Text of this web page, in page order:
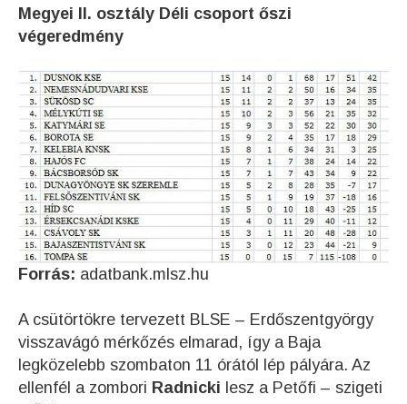
Megyei II. osztály Déli csoport őszi
végeredmény
Forrás: adatbank.mlsz.hu
A csütörtökre tervezett BLSE – Erdőszentgyörgy
visszavágó mérkőzés elmarad, így a Baja
legközelebb szombaton 11 órától lép pályára. Az
ellenfél a zombori Radnicki lesz a Petőfi – szigeti